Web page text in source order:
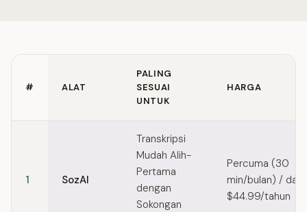
# ALAT
PALING
SESUAI
UNTUK
HARGA
1 SozAI
Transkripsi
Mudah Alih-
Pertama
dengan
Sokongan
Percuma (30
min/bulan) / dari
$44.99/tahun